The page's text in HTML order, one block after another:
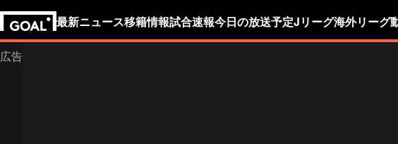
最新ニュース移籍情報試合速報今日の放送予定Jリーグ海外リーグ